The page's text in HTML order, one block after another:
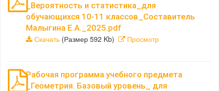
_Вероятность и статистика_для
обучающихся 10-11 классов_Составитель
Малыгина Е.А._2025.pdf
Скачать (Размер 592 Kb) Просмотр
Рабочая программа учебного предмета
_Геометрия. Базовый уровень_ для